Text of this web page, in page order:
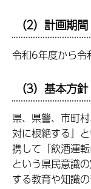
（2）計画期間
令和6年度から
（3）基本方
県、県警、市町
対に根絶する」
携して「飲酒運
という県民意識
する教育や知識